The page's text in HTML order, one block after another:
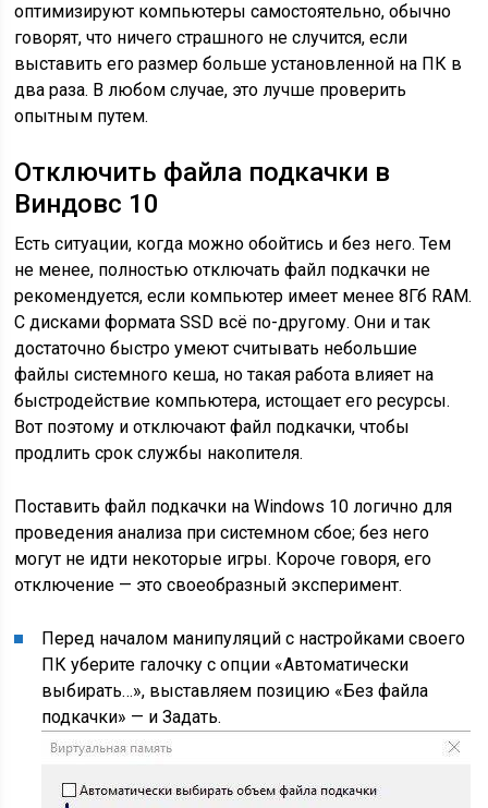
оптимизируют компьютеры самостоятельно, обычно
говорят, что ничего страшного не случится, если
выставить его размер больше установленной на ПК в
два раза. В любом случае, это лучше проверить
опытным путем.
Отключить файла подкачки в
Виндовс 10
Есть ситуации, когда можно обойтись и без него. Тем
не менее, полностью отключать файл подкачки не
рекомендуется, если компьютер имеет менее 8Гб RAM.
С дисками формата SSD всё по-другому. Они и так
достаточно быстро умеют считывать небольшие
файлы системного кеша, но такая работа влияет на
быстродействие компьютера, истощает его ресурсы.
Вот поэтому и отключают файл подкачки, чтобы
продлить срок службы накопителя.
Поставить файл подкачки на Windows 10 логично для
проведения анализа при системном сбое; без него
могут не идти некоторые игры. Короче говоря, его
отключение — это своеобразный эксперимент.
Перед началом манипуляций с настройками своего
ПК уберите галочку с опции «Автоматически
выбирать…», выставляем позицию «Без файла
подкачки» — и Задать.